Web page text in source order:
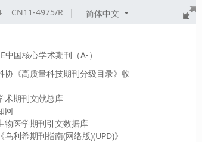
CN11-4975/R | 简体中文
中国核心学术期刊（A-）
协《高质量科技期刊分级目录》收
术期刊文献总库
网
物医学期刊引文数据库
乌利希期刊指南(网络版)(UPD)》